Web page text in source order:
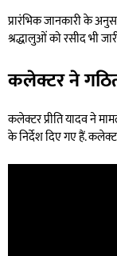
प्रारंभिक जानकारी के
श्रद्धालुओं को रसीद भी
कलेक्टर ने
कलेक्टर प्रीति यादव ने
के निर्देश दिए गए हैं.